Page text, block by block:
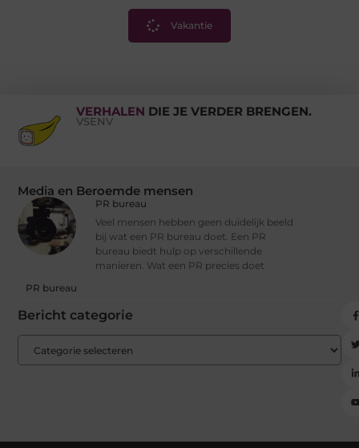
Vakantie
VERHALEN DIE JE VERDER BRENGEN.
VSENV
Media en Beroemde mensen
PR bureau
Veel mensen hebben geen duidelijk beeld
bij wat een PR bureau doet. Een PR
bureau biedt hulp op verschillende
manieren. Wat een PR precies doet
PR bureau
Bericht categorie